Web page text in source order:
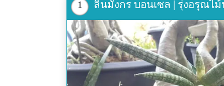
1 ลิ้นมังกร บอนเซล | รุ่งอรุณไ